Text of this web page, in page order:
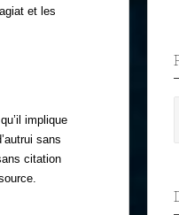
et les
implique
sans
citation